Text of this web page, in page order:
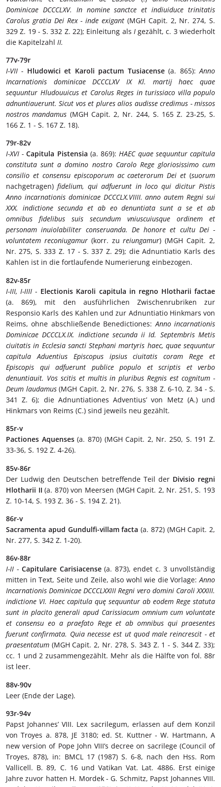
Dominicae DCCCLXV. In nomine sanctce et indiuiduce trinitatis
Carolus gratia Dei Rex - inde exigant (MGH Capit. 2, Nr. 274, S.
329 Z. 19 - S. 332 Z. 22); Einleitung als Igezählt, c. 3 wiederholt
die Kapitelzahl II.
77v-79r
I-VII - Hludowici et Karoli pactum Tusiacense(a. 865):Anno
Incarnationis dominicae DCCCLXV IX Kl. martij haec quae
sequuntur Hludouuicus et Carolus Reges in turissiaco villa populo
adnuntiauerunt. Sicut vos et plures alios audisse credimus - missos
nostros mandamus (MGH Capit. 2, Nr. 244, S. 165 Z. 23-25, S.
166 Z. 1 - S. 167 Z. 18).
79r-82v
I-XVI - Capitula Pistensia (a. 869):HAEC quae sequuntur capitula
constituta sunt a domino nostro Carolo Rege gloriosissimo cum
consilio et consensu episcoporum ac caeterorum Dei et (suorum
nachgetragen)fidelium, qui adfuerunt in loco qui dicitur Pistis
Anno incarnationis dominicae DCCCLX.VIIII. anno autem Regni sui
XXX. indictione secunda et ab eo denuntiata sunt a se et ab
omnibus fidelibus suis secundum vniuscuiusque ordinem et
personam inuiolabiliter conseruanda. De honore et cultu Dei -
voluntatem reconiugamur(korr. zureiungamur) (MGH Capit. 2,
Nr. 275, S. 333 Z. 17 - S. 337 Z. 29); die Adnuntiatio Karls des
Kahlen ist in die fortlaufende Numerierung einbezogen.
82v-85r
I-III, I-IIII - Electionis Karoli capitula in regno Hlotharii factae
(a. 869), mit den ausführlichen Zwischenrubriken zur
Responsio Karls des Kahlen und zur Adnuntiatio Hinkmars von
Reims, ohne abschließende Benedictiones: Anno incarnationis
Dominicae DCCCLX.IX. indictione secunda ii Id. Septembris Metis
ciuitatis in Ecclesia sancti Stephani martyris haec, quae sequuntur
capitula Aduentius Episcopus ipsius ciuitatis coram Rege et
Episcopis qui adfuerunt publice populo et scriptis et verbo
denuntiauit. Vos scitis et multis in pluribus Regnis est cognitum -
Deum laudamus(MGH Capit. 2, Nr. 276, S. 338 Z. 6-10, Z. 34 - S.
341 Z. 6); die Adnuntiationes Adventius’ von Metz (A.) und
Hinkmars von Reims (C.) sind jeweils neu gezählt.
85r-v
Pactiones Aquenses(a. 870) (MGH Capit. 2, Nr. 250, S. 191 Z.
33-36, S. 192 Z. 4-26).
85v-86r
Der Ludwig den Deutschen betreffende Teil der Divisio regni
Hlotharii II (a. 870) von Meersen (MGH Capit. 2, Nr. 251, S. 193
Z. 10-14, S. 193 Z. 36 - S. 194 Z. 21).
86r-v
Sacramenta apud Gundulfi-villam facta (a. 872) (MGH Capit. 2,
Nr. 277, S. 342 Z. 1-20).
86v-88r
I-II -Capitulare Carisiacense(a. 873), endet c. 3 unvollständig
mitten in Text, Seite und Zeile, also wohl wie die Vorlage:Anno
Incarnationis Dominicae DCCCLXXIII Regni vero domini Caroli XXXIII.
indictione VI. Haec capitula quę sequuntur ab eodem Rege statuta
sunt in placito generali apud Carissiacum omnium cum voluntate
et consensu eo a praefato Rege et ab omnibus qui praesentes
fuerunt confirmata. Quia necesse est ut quod male reincrescit - et
praesentatum (MGH Capit. 2, Nr. 278, S. 343 Z. 1 - S. 344 Z. 33);
cc. 1 und 2 zusammengezählt. Mehr als die Hälfte von fol. 88r
ist leer.
88v-90v
Leer (Ende der Lage).
93r-94v
Papst Johannes’ VIII. Lex sacrilegum, erlassen auf dem Konzil
von Troyes a. 878, JE 3180; ed. St. Kuttner - W. Hartmann, A
new version of Pope John VIII’s decree on sacrilege (Council of
Troyes, 878), in: BMCL 17 (1987) S. 6-8, nach den Hss. Rom
Vallicell. B. 89, C. 16 und Vatikan Vat. Lat. 4886. Erst einige
Jahre zuvor hatten H. Mordek - G. Schmitz, Papst Johannes VIII.